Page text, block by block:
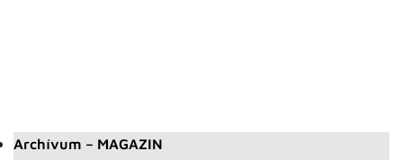
Archívum – MAGAZIN